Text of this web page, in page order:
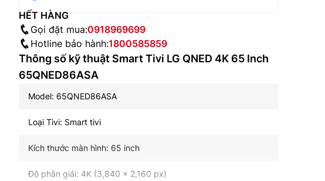
HẾT HÀNG
Gọi đặt mua:0918969699
Hotline bảo hành:1800585859
Thông số kỹ thuật Smart Tivi LG QNED 4K 65 Inch
65QNED86ASA
Model: 65QNED86ASA
Loại Tivi: Smart tivi
Kích thước màn hình: 65 inch
Độ phân giải: 4K (3,840 x 2,160 px)